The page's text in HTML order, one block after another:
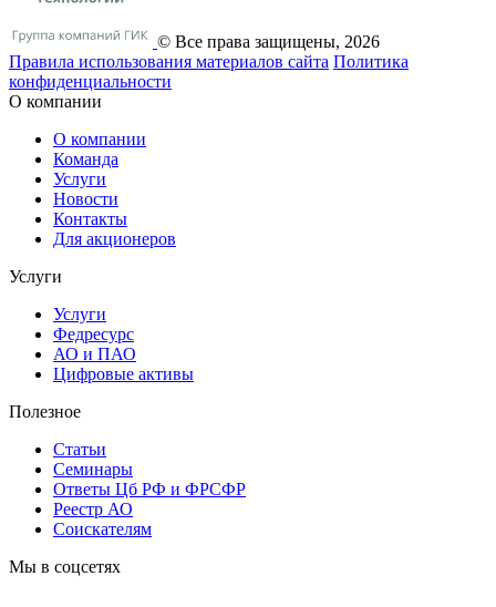
© Все права защищены, 2026
Правила использования материалов сайта Политика
конфиденциальности
О компании
О компании
Команда
Услуги
Новости
Контакты
Для акционеров
Услуги
Услуги
Федресурс
АО и ПАО
Цифровые активы
Полезное
Статьи
Cеминары
Ответы Цб РФ и ФРСФР
Реестр АО
Соискателям
Мы в соцсетях